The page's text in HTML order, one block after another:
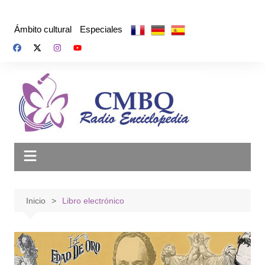
Ámbito cultural Especiales
Inicio Libro electrónico